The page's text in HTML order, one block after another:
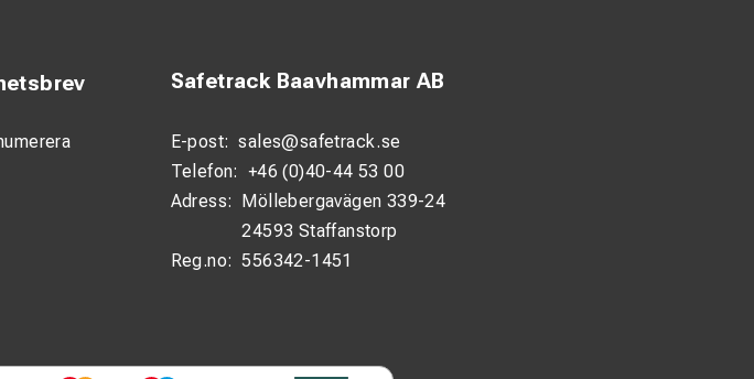
och fältarbete. Den är enkel att
lösning för dig som använder ECONECT-
Safetrack Baavhammar AB
E-post: sales@safetrack.se
Telefon: +46 (0)40-44 53 00
Adress: Möllebergavägen 339-24
24593 Staffanstorp
Reg.no: 556342-1451